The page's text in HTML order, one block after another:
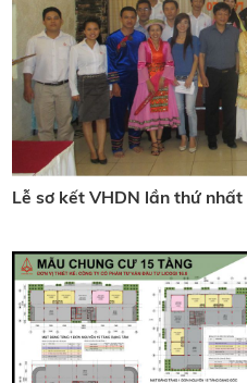
Lễ sơ kết VHDN lần thứ nhất